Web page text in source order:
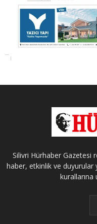
Silivri Hürhaber Gazetesi
haber, etkinlik ve duyurular